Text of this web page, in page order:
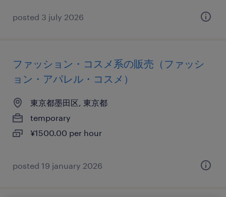
posted 3 july 2026
ファッション・コスメ系の販売（ファッシ
ョン・アパレル・コスメ）
東京都墨田区, 東京都
temporary
¥1500.00 per hour
posted 19 january 2026